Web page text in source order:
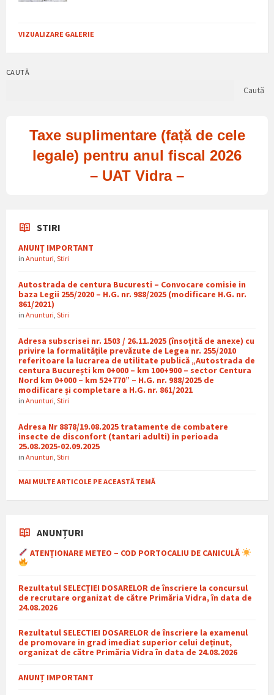
VIZUALIZARE GALERIE
CAUTĂ
Caută
Taxe suplimentare (față de cele
legale) pentru anul fiscal 2026
– UAT Vidra –
STIRI
ANUNȚ IMPORTANT
in Anunturi Stiri
Autostrada de centura Bucuresti – Convocare comisie in
baza Legii 255/2020 – H.G. nr. 988/2025 (modificare H.G. nr.
861/2021)
in Anunturi Stiri
Adresa subscrisei nr. 1503 / 26.11.2025 (însoțită de anexe) cu
privire la formalitățile prevăzute de Legea nr. 255/2010
referitoare la lucrarea de utilitate publică „Autostrada de
centura București km 0+000 – km 100+900 – sector Centura
Nord km 0+000 – km 52+770” – H.G. nr. 988/2025 de
modificare și completare a H.G. nr. 861/2021
in Anunturi Stiri
Adresa Nr 8878/19.08.2025 tratamente de combatere
insecte de disconfort (tantari adulti) in perioada
25.08.2025-02.09.2025
in Anunturi Stiri
MAI MULTE ARTICOLE PE ACEASTĂ TEMĂ
ANUNȚURI
ATENȚIONARE METEO – COD PORTOCALIU DE CANICULĂ
Rezultatul SELECȚIEI DOSARELOR de înscriere la concursul
de recrutare organizat de către Primăria Vidra, în data de
24.08.2026
Rezultatul SELECTIEI DOSARELOR de înscriere la examenul
de promovare in grad imediat superior celui deținut,
organizat de către Primăria Vidra în data de 24.08.2026
ANUNȚ IMPORTANT